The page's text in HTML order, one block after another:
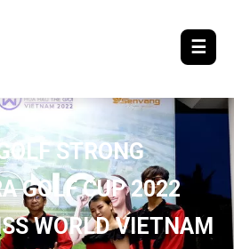
☰
STRONG
GOLF CUP 2022
WORLD VIETNAM